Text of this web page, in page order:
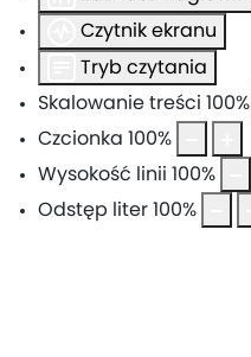
Czytnik ekranu
Tryb czytania
Skalowanie treści 100%
Czcionka 100%
Wysokość linii 100%
Odstęp liter 100%